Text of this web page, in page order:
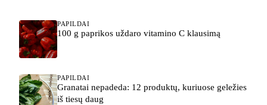
PAPILDAI
100 g paprikos uždaro vitamino C klausimą
PAPILDAI
Granatai nepadeda: 12 produktų, kuriuose geležies
iš tiesų daug